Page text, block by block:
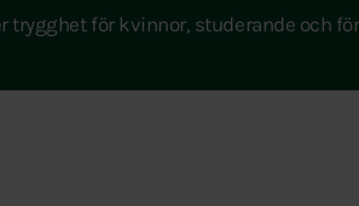
trygghet för kvinnor, studerande och